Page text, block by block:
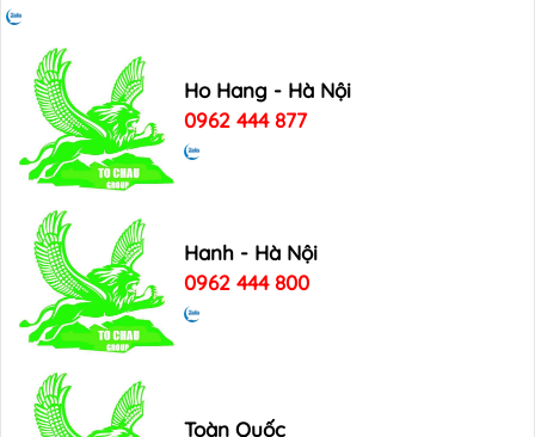
Ho Hang - Hà Nội
0962 444 877
Hanh - Hà Nội
0962 444 800
Toàn Quốc